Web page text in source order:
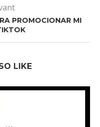
PROMOCIONAR MI
LIKE